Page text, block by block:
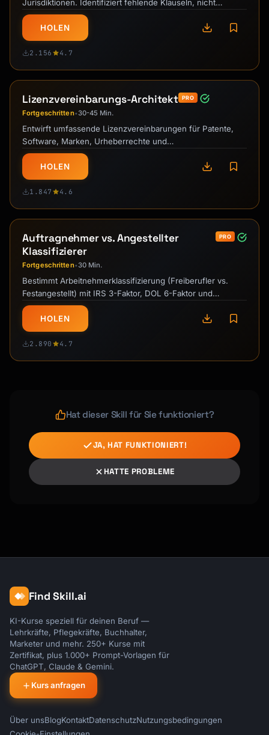
Jurisdiktionen. Identifiziert fehlende Klauseln, nicht
durchsetzbare Bedingungen, …
HOLEN
2.156 4.7
Lizenzvereinbarungs-Architekt PRO
Fortgeschritten•30-45 Min.
Entwirft umfassende Lizenzvereinbarungen für Patente,
Software, Marken, Urheberrechte und
Geschäftsgeheimnisse. Generiert …
HOLEN
1.847 4.6
Auftragnehmer vs. Angestellter
Klassifizierer
PRO
Fortgeschritten•30 Min.
Bestimmt Arbeitnehmerklassifizierung (Freiberufler vs.
Festangestellt) mit IRS 3-Faktor, DOL 6-Faktor und
deutschen Tests mit …
HOLEN
2.890 4.7
Hat dieser Skill für Sie funktioniert?
JA, HAT FUNKTIONIERT!
HATTE PROBLEME
Find Skill.ai
KI-Kurse speziell für deinen Beruf —
Lehrkräfte, Pflegekräfte, Buchhalter,
Marketer und mehr. 250+ Kurse mit
Zertifikat, plus 1.000+ Prompt-Vorlagen für
ChatGPT, Claude & Gemini.
Kurs anfragen
Über unsBlogKontaktDatenschutzNutzungsbedingungen